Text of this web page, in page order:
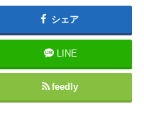
シェア
LINE
feedly